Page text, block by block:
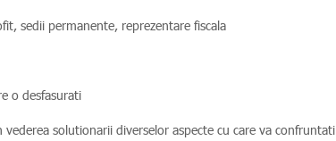
sedii permanente, reprezentare fiscala
o desfasurati
solutionarii diverselor aspecte cu care va confruntati